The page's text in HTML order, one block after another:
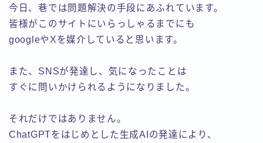
今日、巷では問題解決の手段にあふれています。
皆様がこのサイトにいらっしゃるまでにも
googleやXを媒介していると思います。
また、SNSが発達し、気になったことは
すぐに問いかけられるようになりました。
それだけではありません。
ChatGPTをはじめとした生成AIの発達により、